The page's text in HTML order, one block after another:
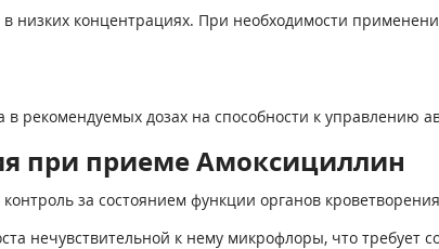
низких концентрациях. При необходимости
рекомендуемых дозах на способности к управлению
при приеме Амоксициллин
за состоянием функции органов
нечувствительной к нему микрофлоры, что требует